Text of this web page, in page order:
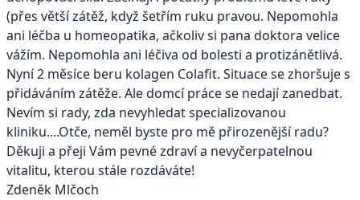
(přes větší zátěž, když šetřím ruku pravou. Nepomohla
ani léčba u homeopatika, ačkoliv si pana doktora velice
vážím. Nepomohla ani léčiva od bolesti a protizánětlivá.
Nyní 2 měsíce beru kolagen Colafit. Situace se zhoršuje s
přidáváním zátěže. Ale domcí práce se nedají zanedbat.
Nevím si rady, zda nevyhledat specializovanou
kliniku....Otče, neměl byste pro mě přirozenější radu?
Děkuji a přeji Vám pevné zdraví a nevyčerpatelnou
vitalitu, kterou stále rozdáváte!
Zdeněk Mlčoch